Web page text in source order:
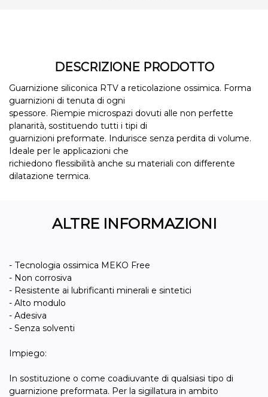
DESCRIZIONE PRODOTTO
Guarnizione siliconica RTV a reticolazione ossimica. Forma
guarnizioni di tenuta di ogni
spessore. Riempie microspazi dovuti alle non perfette
planarità, sostituendo tutti i tipi di
guarnizioni preformate. Indurisce senza perdita di volume.
Ideale per le applicazioni che
richiedono flessibilità anche su materiali con differente
dilatazione termica.
ALTRE INFORMAZIONI
- Tecnologia ossimica MEKO Free
- Non corrosiva
- Resistente ai lubrificanti minerali e sintetici
- Alto modulo
- Adesiva
- Senza solventi
Impiego:
In sostituzione o come coadiuvante di qualsiasi tipo di
guarnizione preformata. Per la sigillatura in ambito